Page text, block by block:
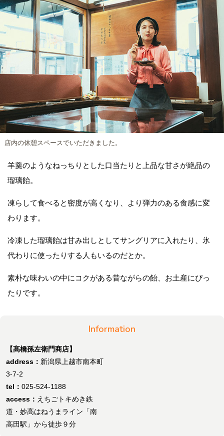
店内の休憩スペースでいただきました。
羊羹のようなねっちりとした口当たりと上品な甘さが絶品の
瑠璃飴。
凍らして食べると密度が高くなり、より弾力のある食感に変
わります。
冷凍した瑠璃飴は甘み出しとしてサングリアに入れたり、氷
代わりに使ったりする人もいるのだとか。
素朴な味わいの中にコクがある昔ながらの飴、お土産にぴっ
たりです。
Information
【髙橋孫左衛門商店】
address： 新潟県上越市南本町
3-7-2
tel： 025-524-1188
access： えちごトキめき鉄
道・妙高はねうまライン「南
高田駅」から徒歩９分